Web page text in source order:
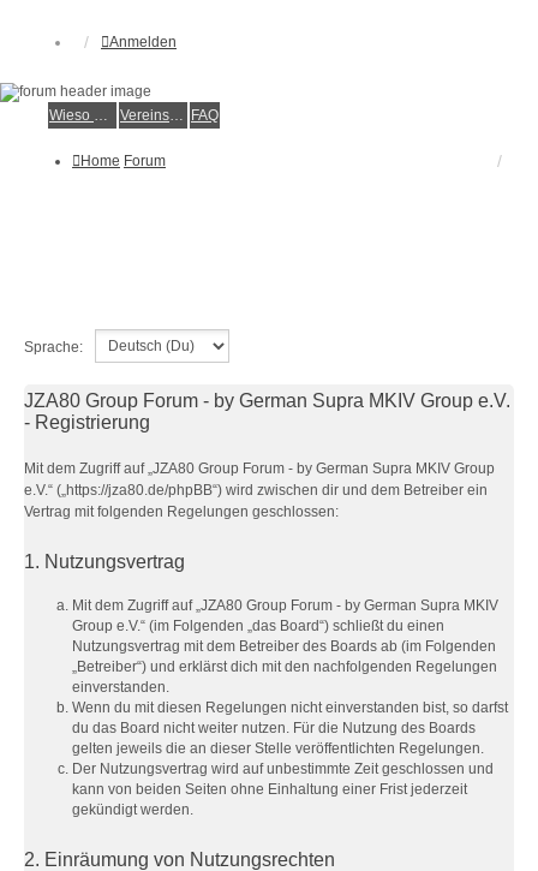
Anmelden
Wieso der e.V.? Vereinsmitglied werden FAQ
Home Forum
Sprache:
JZA80 Group Forum - by German Supra MKIV Group e.V.
- Registrierung
Mit dem Zugriff auf „JZA80 Group Forum - by German Supra MKIV Group
e.V.“ („https://jza80.de/phpBB“) wird zwischen dir und dem Betreiber ein
Vertrag mit folgenden Regelungen geschlossen:
1. Nutzungsvertrag
Mit dem Zugriff auf „JZA80 Group Forum - by German Supra MKIV
Group e.V.“ (im Folgenden „das Board“) schließt du einen
Nutzungsvertrag mit dem Betreiber des Boards ab (im Folgenden
„Betreiber“) und erklärst dich mit den nachfolgenden Regelungen
einverstanden.
Wenn du mit diesen Regelungen nicht einverstanden bist, so darfst
du das Board nicht weiter nutzen. Für die Nutzung des Boards
gelten jeweils die an dieser Stelle veröffentlichten Regelungen.
Der Nutzungsvertrag wird auf unbestimmte Zeit geschlossen und
kann von beiden Seiten ohne Einhaltung einer Frist jederzeit
gekündigt werden.
2. Einräumung von Nutzungsrechten